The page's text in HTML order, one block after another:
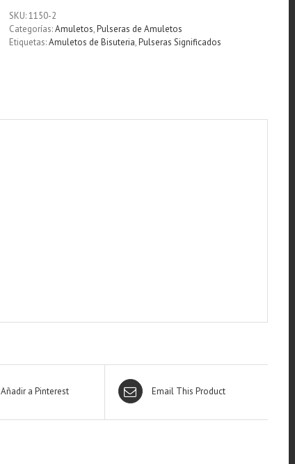
7
Chakras
con
SKU:1150-2
Categorías:Amuletos,Pulseras de Amuletos
Etiquetas:Amuletos de Bisuteria,Pulseras Significados
Añadir a Pinterest Email This Product